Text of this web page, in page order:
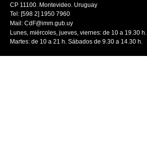
CP 11100. Montevideo. Uruguay
Tel: [598 2] 1950 7960
Mail: CdF@imm.gub.uy
Lunes, miércoles, jueves, viernes: de 10 a 19.30 h.
Martes: de 10 a 21 h. Sábados de 9.30 a 14.30 h.